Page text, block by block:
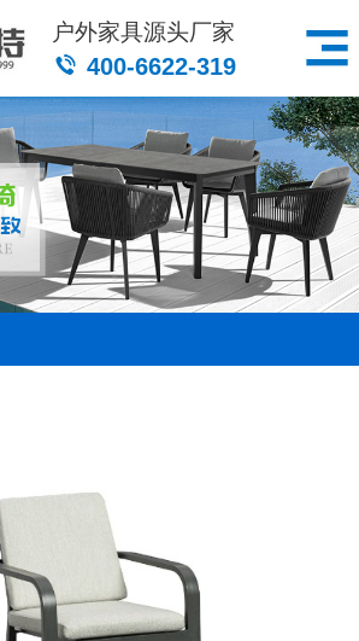
户外家具源头厂家
400-6622-319